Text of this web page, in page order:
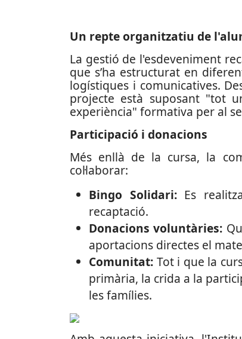
Un repte organitzatiu de
La gestió de l'esdeveniment
que s’ha estructurat en
logístiques i comunicatives.
projecte està suposant "tot
experiència" formativa per al
Participació i donacions
Més enllà de la cursa, la
col·laborar:
Bingo Solidari:Es
recaptació.
Donacions voluntàries:
aportacions directes el
Comunitat: Tot i que la
primària, la crida a la
les famílies.